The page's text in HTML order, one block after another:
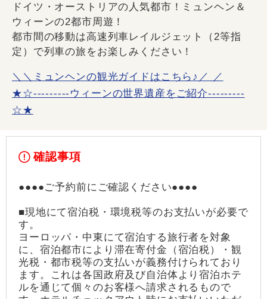
ドイツ・オーストリアの人気都市！ミュンヘン＆
ウィーンの2都市周遊！
都市間の移動は高速列車レイルジェット（2等指
定）で列車の旅をお楽しみください！
＼＼ミュンヘンの観光ガイドはこちら♪／ ／
★☆---------ウィーンの世界遺産をご紹介---------
☆★
確認事項
●●●●ご予約前にご確認ください●●●●
■現地にて宿泊税・環境税等のお支払いが必要で
す。
ヨーロッパ・中東にて宿泊する旅行者を対象
に、宿泊都市により滞在寄付金（宿泊税）・観
光税・都市税等の支払いが義務付けられており
ます。これは各国政府及び自治体より宿泊ホテ
ルを通じて個々のお客様へ請求されるもので